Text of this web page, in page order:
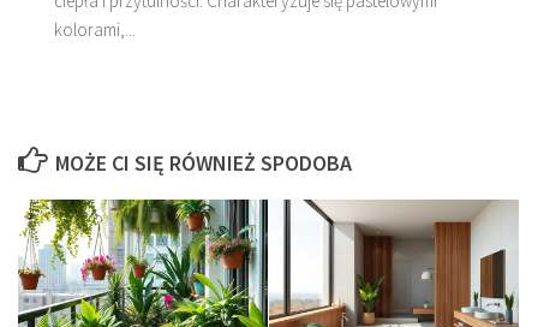
kolorami,...
MOŻE CI SIĘ RÓWNIEŻ SPODOBA